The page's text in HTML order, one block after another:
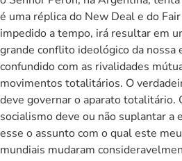
é uma réplica do New Deal e do
impedido a tempo, irá resultar em
grande conflito ideológico da nossa
confundido com as rivalidades
movimentos totalitários. O
deve governar o aparato totalitário.
socialismo deve ou não suplantar a
esse o assunto com o qual este meu livro lida.
mundiais mudaram